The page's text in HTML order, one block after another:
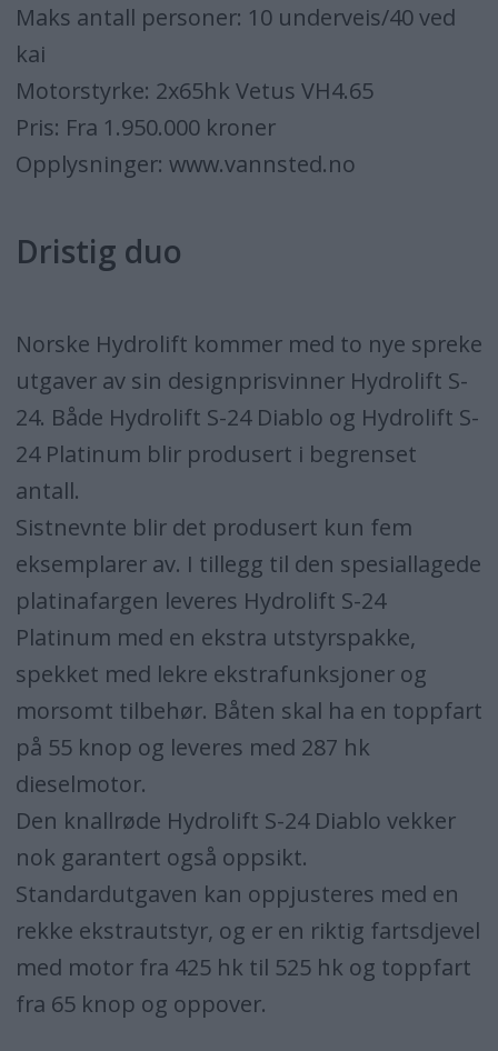
Maks antall personer: 10 underveis/40 ved
kai
Motorstyrke: 2x65hk Vetus VH4.65
Pris: Fra 1.950.000 kroner
Opplysninger: www.vannsted.no
Dristig duo
Norske Hydrolift kommer med to nye spreke
utgaver av sin designprisvinner Hydrolift S-
24. Både Hydrolift S-24 Diablo og Hydrolift S-
24 Platinum blir produsert i begrenset
antall.
Sistnevnte blir det produsert kun fem
eksemplarer av. I tillegg til den spesiallagede
platinafargen leveres Hydrolift S-24
Platinum med en ekstra utstyrspakke,
spekket med lekre ekstrafunksjoner og
morsomt tilbehør. Båten skal ha en toppfart
på 55 knop og leveres med 287 hk
dieselmotor.
Den knallrøde Hydrolift S-24 Diablo vekker
nok garantert også oppsikt.
Standardutgaven kan oppjusteres med en
rekke ekstrautstyr, og er en riktig fartsdjevel
med motor fra 425 hk til 525 hk og toppfart
fra 65 knop og oppover.